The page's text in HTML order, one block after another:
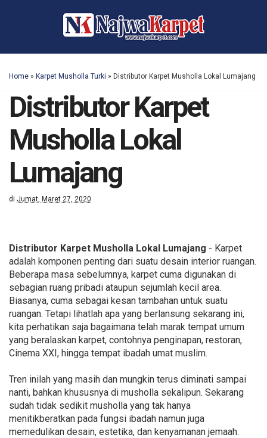
Home » Karpet Musholla Turki » Distributor Karpet Musholla Lokal Lumajang
Distributor Karpet
Musholla Lokal
Lumajang
di Jumat, Maret 27, 2020
Distributor Karpet Musholla Lokal Lumajang - Karpet
adalah komponen penting dari suatu desain interior ruangan.
Beberapa masa sebelumnya, karpet cuma digunakan di
sebagian ruang pribadi ataupun sejumlah kecil area.
Biasanya, cuma sebagai kesan tambahan untuk suatu
ruangan. Tetapi lihatlah apa yang berlansung sekarang ini,
kita perhatikan saja bagaimana telah marak tempat umum
yang beralaskan karpet, contohnya penginapan, restoran,
Cinema XXI, hingga tempat ibadah umat muslim.
Tren inilah yang masih dan mungkin terus diminati sampai
nanti, bahkan khususnya di musholla sekalipun. Sekarang
sudah tidak sedikit musholla yang tak hanya
menitikberatkan pada fungsi ibadah namun juga
memedulikan desain, estetika, dan kenyamanan jemaah.